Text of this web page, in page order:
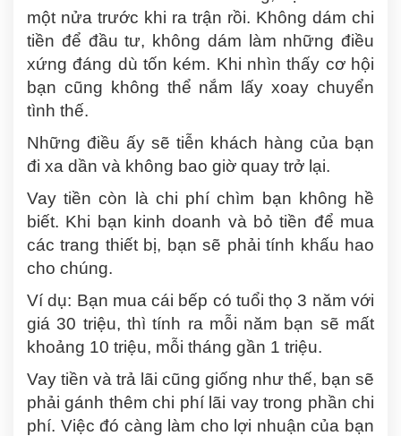
một nửa trước khi ra trận rồi. Không dám chi
tiền để đầu tư, không dám làm những điều
xứng đáng dù tốn kém. Khi nhìn thấy cơ hội
bạn cũng không thể nắm lấy xoay chuyển
tình thế.
Những điều ấy sẽ tiễn khách hàng của bạn
đi xa dần và không bao giờ quay trở lại.
Vay tiền còn là chi phí chìm bạn không hề
biết. Khi bạn kinh doanh và bỏ tiền để mua
các trang thiết bị, bạn sẽ phải tính khấu hao
cho chúng.
Ví dụ: Bạn mua cái bếp có tuổi thọ 3 năm với
giá 30 triệu, thì tính ra mỗi năm bạn sẽ mất
khoảng 10 triệu, mỗi tháng gần 1 triệu.
Vay tiền và trả lãi cũng giống như thế, bạn sẽ
phải gánh thêm chi phí lãi vay trong phần chi
phí. Việc đó càng làm cho lợi nhuận của bạn